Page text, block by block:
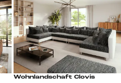
Wohnlandschaft Clovis